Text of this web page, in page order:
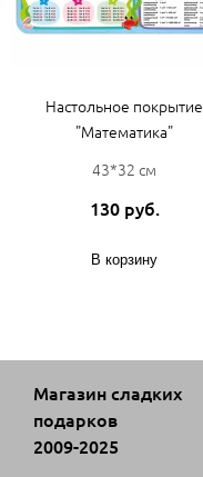
Настольное покрытие
"Математика"
43*32 см
130 руб.
В корзину
Магазин сладких
подарков
2009-2025